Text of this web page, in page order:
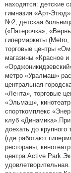
находятся: детские
гимназия «Арт-
№2, детская
(«Пятерочка»,
гипермаркеты
торговые центры
магазины «Красное
метро «Уралмаш»
центральная
«Лента», торговые
«Эльмаш»,
спорткомплекс
клуб
доехать до крупного
(где работают
рестораны,
центра Active